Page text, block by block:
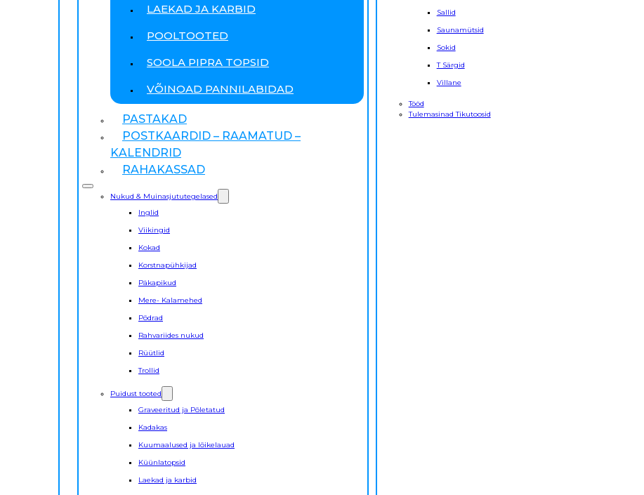
LAEKAD JA KARBID
POOLTOOTED
SOOLA PIPRA TOPSID
VÕINOAD PANNILABIDAD
PASTAKAD
POSTKAARDID – RAAMATUD –
KALENDRID
RAHAKASSAD
Nukud & Muinasjututegelased
Inglid
Viikingid
Kokad
Korstnapühkijad
Päkapikud
Mere- Kalamehed
Põdrad
Rahvariides nukud
Rüütlid
Trollid
Puidust tooted
Graveeritud ja Põletatud
Kadakas
Kuumaalused ja lõikelauad
Küünlatopsid
Laekad ja karbid
Sallid
Saunamütsid
Sokid
T Särgid
Villane
Tööd
Tulemasinad Tikutoosid